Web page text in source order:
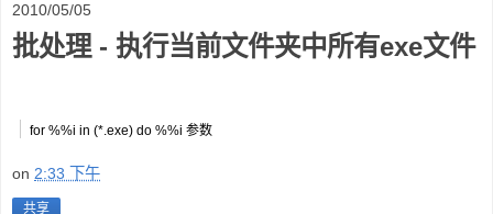
2010/05/05
批处理 - 执行当前文件夹中所有exe文件
for %%i in (*.exe) do %%i 参数
on 2:33 下午
共享